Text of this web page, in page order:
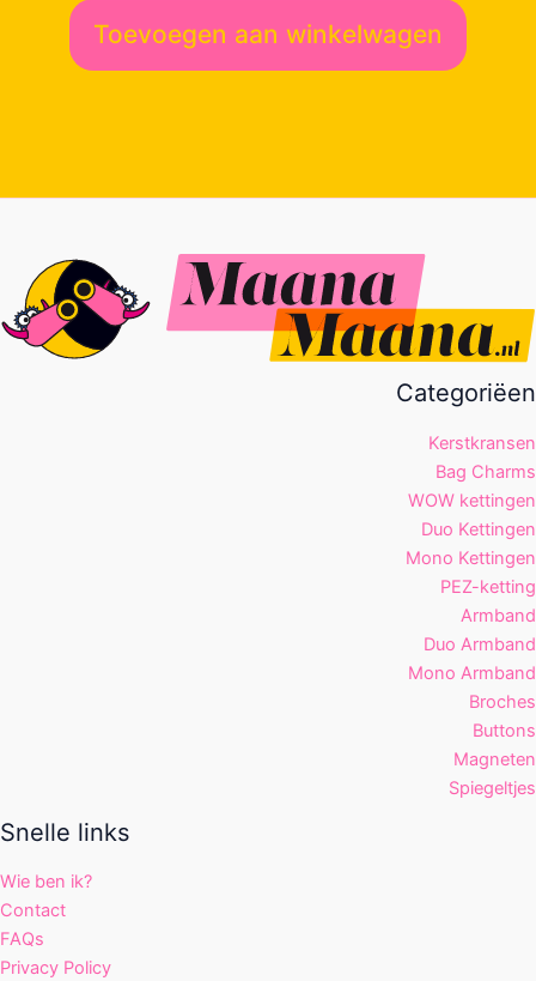
Toevoegen aan winkelwagen
Categoriëen
Kerstkransen
Bag Charms
WOW kettingen
Duo Kettingen
Mono Kettingen
PEZ-ketting
Armband
Duo Armband
Mono Armband
Broches
Buttons
Magneten
Spiegeltjes
Snelle links
Wie ben ik?
Contact
FAQs
Privacy Policy